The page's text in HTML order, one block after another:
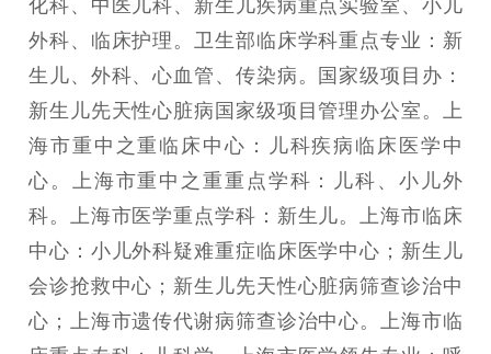
化科、中医儿科、新生儿疾病重点实验室、小儿
外科、临床护理。卫生部临床学科重点专业：新
生儿、外科、心血管、传染病。国家级项目办：
新生儿先天性心脏病国家级项目管理办公室。上
海市重中之重临床中心：儿科疾病临床医学中
心。上海市重中之重重点学科：儿科、小儿外
科。上海市医学重点学科：新生儿。上海市临床
中心：小儿外科疑难重症临床医学中心；新生儿
会诊抢救中心；新生儿先天性心脏病筛查诊治中
心；上海市遗传代谢病筛查诊治中心。上海市临